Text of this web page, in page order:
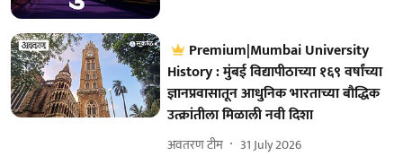
Premium|Mumbai University
History : मुंबई विद्यापीठाच्या १६९ वर्षांच्या
ज्ञानप्रवासातून आधुनिक भारताच्या बौद्धिक
उत्क्रांतीला मिळाली नवी दिशा
अवतरण टीम 31 July 2026